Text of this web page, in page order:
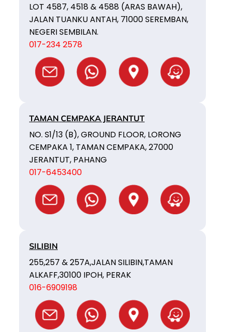
LOT 4587, 4518 & 4588 (ARAS BAWAH),
JALAN TUANKU ANTAH, 71000 SEREMBAN,
NEGERI SEMBILAN.
017-234 2578
TAMAN CEMPAKA JERANTUT
NO. S1/13 (B), GROUND FLOOR, LORONG
CEMPAKA 1, TAMAN CEMPAKA, 27000
JERANTUT, PAHANG
017-6453400
SILIBIN
255,257 & 257A,JALAN SILIBIN,TAMAN
ALKAFF,30100 IPOH, PERAK
016-6909198